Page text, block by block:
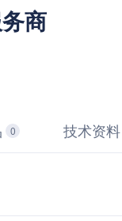
商
0 技术资料